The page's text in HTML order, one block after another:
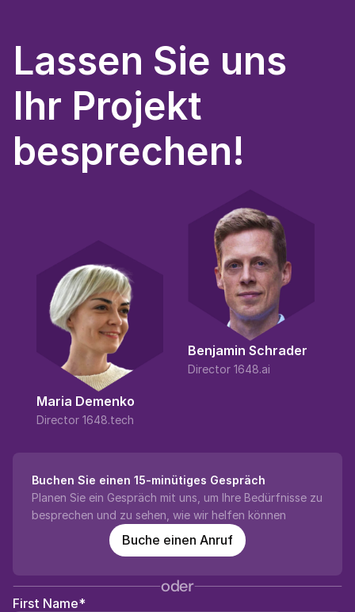
Lassen Sie uns
Ihr Projekt
besprechen!
Maria Demenko
Director 1648.tech
Benjamin Schrader
Director 1648.ai
Buchen Sie einen 15-minütiges Gespräch
Planen Sie ein Gespräch mit uns, um Ihre Bedürfnisse zu
besprechen und zu sehen, wie wir helfen können
Buche einen Anruf
oder
First Name*